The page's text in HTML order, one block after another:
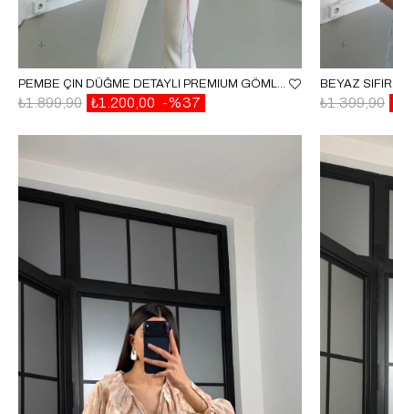
PEMBE ÇIN DÜĞME DETAYLI PREMIUM GÖMLEK GAUS-01711
%37
₺1.200,00
₺1.899,90 ₺1.399,90